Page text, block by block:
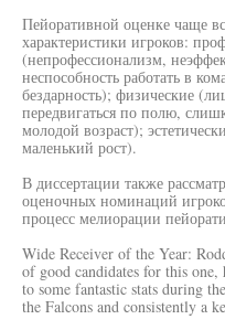
Пейоративной оценке чаще
характеристики игроков:
(непрофессионализм,
неспособность работать в
бездарность); физические
передвигаться по полю,
молодой возраст);
маленький рост).
В диссертации также
оценочных номинаций
процесс мелиорации
Wide Receiver of the Year:
of good candidates for this
to some fantastic stats during
the Falcons and consistently a